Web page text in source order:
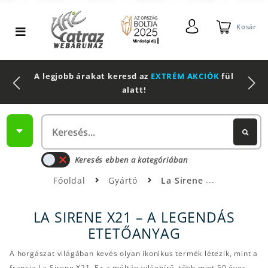
Kosár
A legjobb árakat keresd az EXTRÉM AKCIÓK fül
alatt!
Keresés ebben a kategóriában
Főoldal Gyártó La Sirene
LA SIRENE X21 – A LEGENDÁS
ETETŐANYAG
A horgászat világában kevés olyan ikonikus termék létezik, mint a